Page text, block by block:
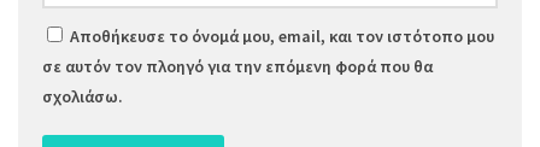
Αποθήκευσε το όνομά μου, email, και τον ιστότοπο μου
σε αυτόν τον πλοηγό για την επόμενη φορά που θα
σχολιάσω.